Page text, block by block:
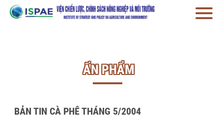
ẤN PHẨM
BẢN TIN CÀ PHÊ THÁNG 5/2004